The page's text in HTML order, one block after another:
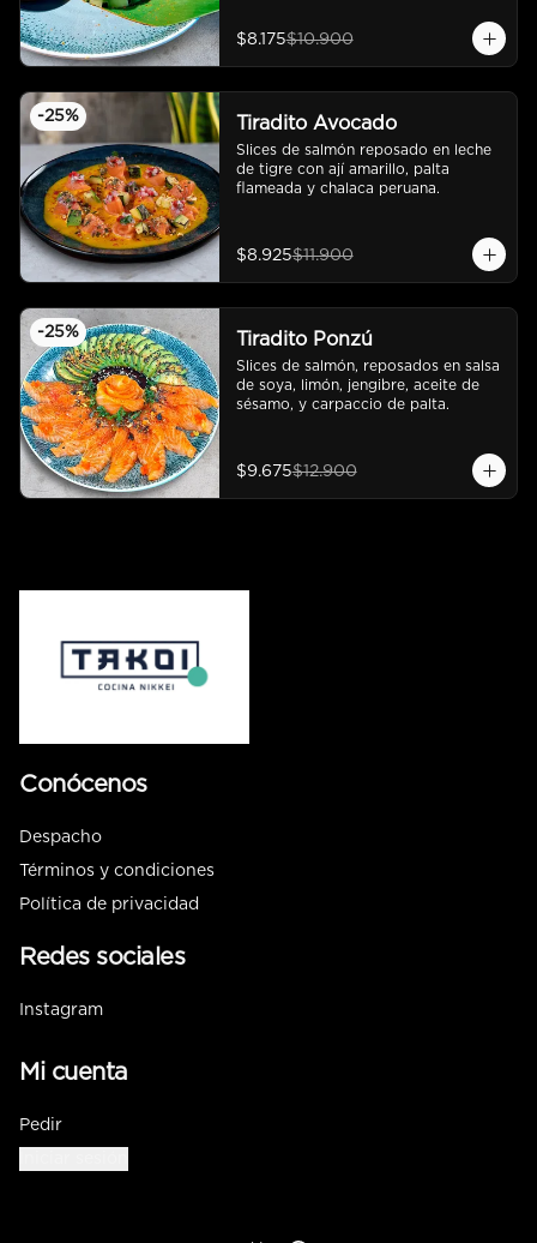
$8.175$10.900
-25% Tiradito Avocado
Slices de salmón reposado en leche
de tigre con ají amarillo, palta
flameada y chalaca peruana.
$8.925$11.900
-25% Tiradito Ponzú
Slices de salmón, reposados en salsa
de soya, limón, jengibre, aceite de
sésamo, y carpaccio de palta.
$9.675$12.900
Conócenos
Despacho
Términos y condiciones
Política de privacidad
Redes sociales
Instagram
Mi cuenta
Pedir